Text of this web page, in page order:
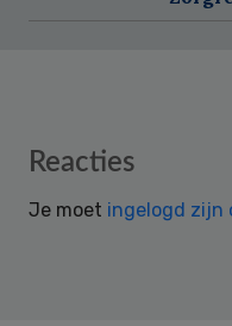
Reader
Reacties
Je moet ingelogd zijn